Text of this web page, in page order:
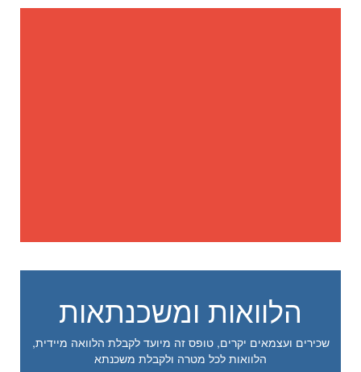
הלוואות ומשכנתאות
שכירים ועצמאים יקרים, טופס זה מיועד לקבלת הלוואה מיידית,
הלוואות לכל מטרה ולקבלת משכנתא